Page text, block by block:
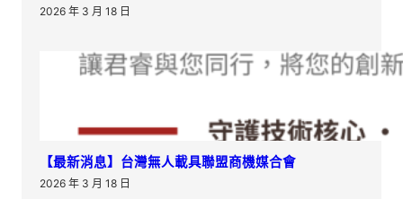
2026 年 3 月 18 日
【最新消息】台灣無人載具聯盟商機媒合會
2026 年 3 月 18 日